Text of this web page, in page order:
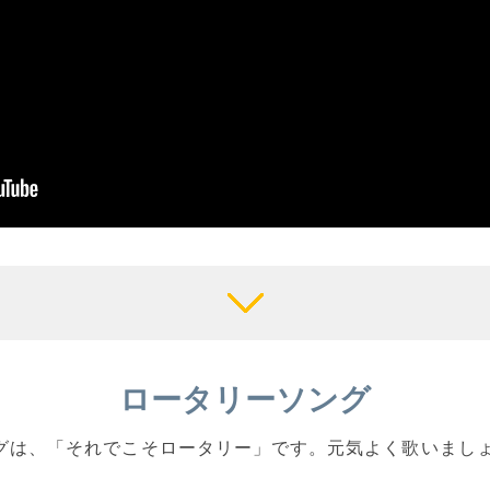
ロータリーソング
、「それでこそロータリー」です。元気よく歌いまし